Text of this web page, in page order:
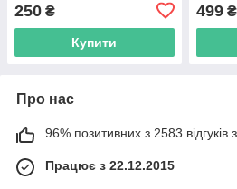
250 ₴
Купити
499₴
Про нас
96% позитивних з 2583 відгуків
Працює з 22.12.2015